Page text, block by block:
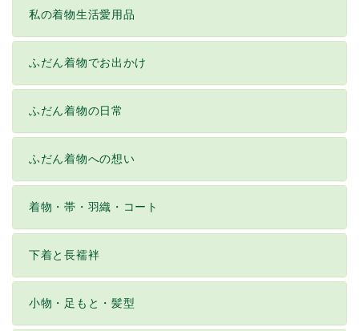
私の着物生活愛用品
ふだん着物でお出かけ
ふだん着物の日常
ふだん着物への想い
着物・帯・羽織・コート
下着と長襦袢
小物・足もと・髪型